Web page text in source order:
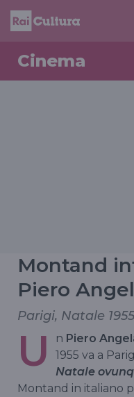
Cinema
Montand
Piero
Parigi, Natale 1955
U n Piero
1955 va a
Natale
Montand in italiano